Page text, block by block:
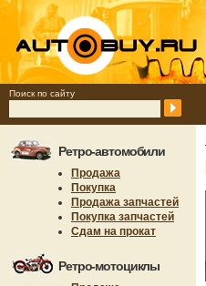
Поиск по сайту
Ретро-автомобили
Продажа
Покупка
Продажа запчастей
Покупка запчастей
Сдам на прокат
Ретро-мотоциклы